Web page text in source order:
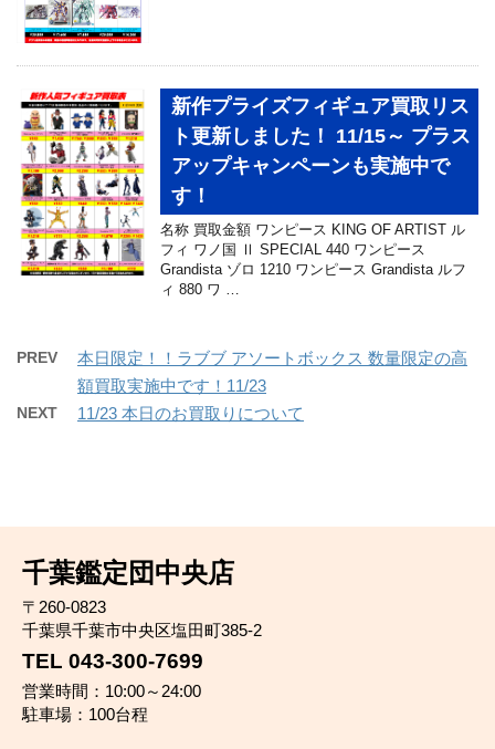
新作プライズフィギュア買取リス
ト更新しました！ 11/15～ プラス
アップキャンペーンも実施中で
す！
名称 買取金額 ワンピース KING OF ARTIST ル
フィ ワノ国 Ⅱ SPECIAL 440 ワンピース
Grandista ゾロ 1210 ワンピース Grandista ルフ
ィ 880 ワ …
PREV
本日限定！！ラブブ アソートボックス 数量限定の高
額買取実施中です！11/23
NEXT 11/23 本日のお買取りについて
千葉鑑定団中央店
〒260-0823
千葉県千葉市中央区塩田町385-2
TEL 043-300-7699
営業時間：10:00～24:00
駐車場：100台程